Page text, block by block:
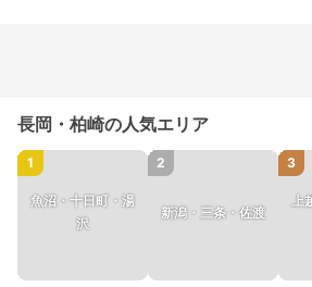
長岡・柏崎の人気エリア
1
魚沼・十日町・湯
沢
2
新潟・三条・佐渡
3
上